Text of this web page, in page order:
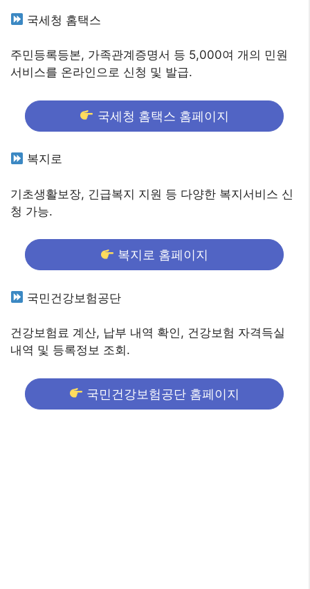
국세청 홈택스
주민등록등본, 가족관계증명서 등 5,000여 개의 민원
서비스를 온라인으로 신청 및 발급.
국세청 홈택스 홈페이지
복지로
기초생활보장, 긴급복지 지원 등 다양한 복지서비스 신
청 가능.
복지로 홈페이지
국민건강보험공단
건강보험료 계산, 납부 내역 확인, 건강보험 자격득실
내역 및 등록정보 조회.
국민건강보험공단 홈페이지